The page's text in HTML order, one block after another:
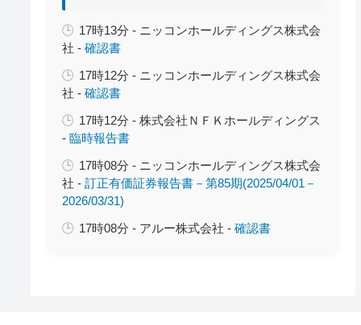
17時13分 - ニッコンホールディングス株式会
社 -確認書
17時12分 - ニッコンホールディングス株式会
社 -確認書
17時12分 - 株式会社ＮＦＫホールディングス
-臨時報告書
17時08分 - ニッコンホールディングス株式会
社 -訂正有価証券報告書－第85期(2025/04/01－
2026/03/31)
17時08分 - アルー株式会社 -確認書